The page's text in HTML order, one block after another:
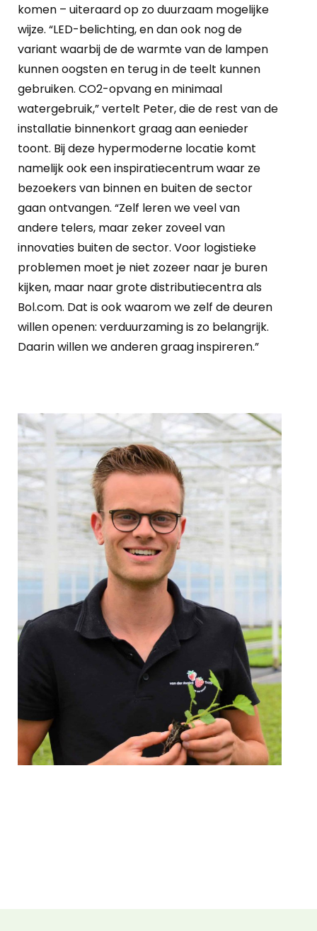
komen – uiteraard op zo duurzaam mogelijke
wijze. “LED-belichting, en dan ook nog de
variant waarbij de de warmte van de lampen
kunnen oogsten en terug in de teelt kunnen
gebruiken. CO2-opvang en minimaal
watergebruik,” vertelt Peter, die de rest van de
installatie binnenkort graag aan eenieder
toont. Bij deze hypermoderne locatie komt
namelijk ook een inspiratiecentrum waar ze
bezoekers van binnen en buiten de sector
gaan ontvangen. “Zelf leren we veel van
andere telers, maar zeker zoveel van
innovaties buiten de sector. Voor logistieke
problemen moet je niet zozeer naar je buren
kijken, maar naar grote distributiecentra als
Bol.com. Dat is ook waarom we zelf de deuren
willen openen: verduurzaming is zo belangrijk.
Daarin willen we anderen graag inspireren.”